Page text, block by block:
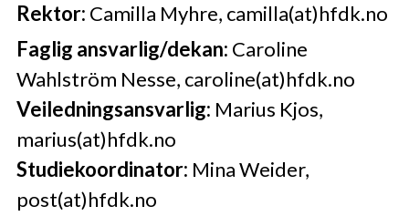
Rektor: Camilla Myhre, camilla(at)hfdk.no
Faglig ansvarlig/dekan: Caroline
Wahlström Nesse, caroline(at)hfdk.no
Veiledningsansvarlig: Marius Kjos,
marius(at)hfdk.no
Studiekoordinator: Mina Weider,
post(at)hfdk.no